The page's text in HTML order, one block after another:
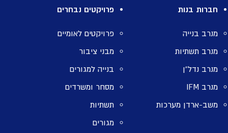
חברות בנות
מנרב בנייה
מנרב תשתיות
מנרב נדל”ן
מנרב IFM
משב-ארדן מערכות
פרויקטים נבחרים
פרויקטים לאומיים
מבני ציבור
בנייה למגורים
מסחר ומשרדים
תשתיות
מגורים